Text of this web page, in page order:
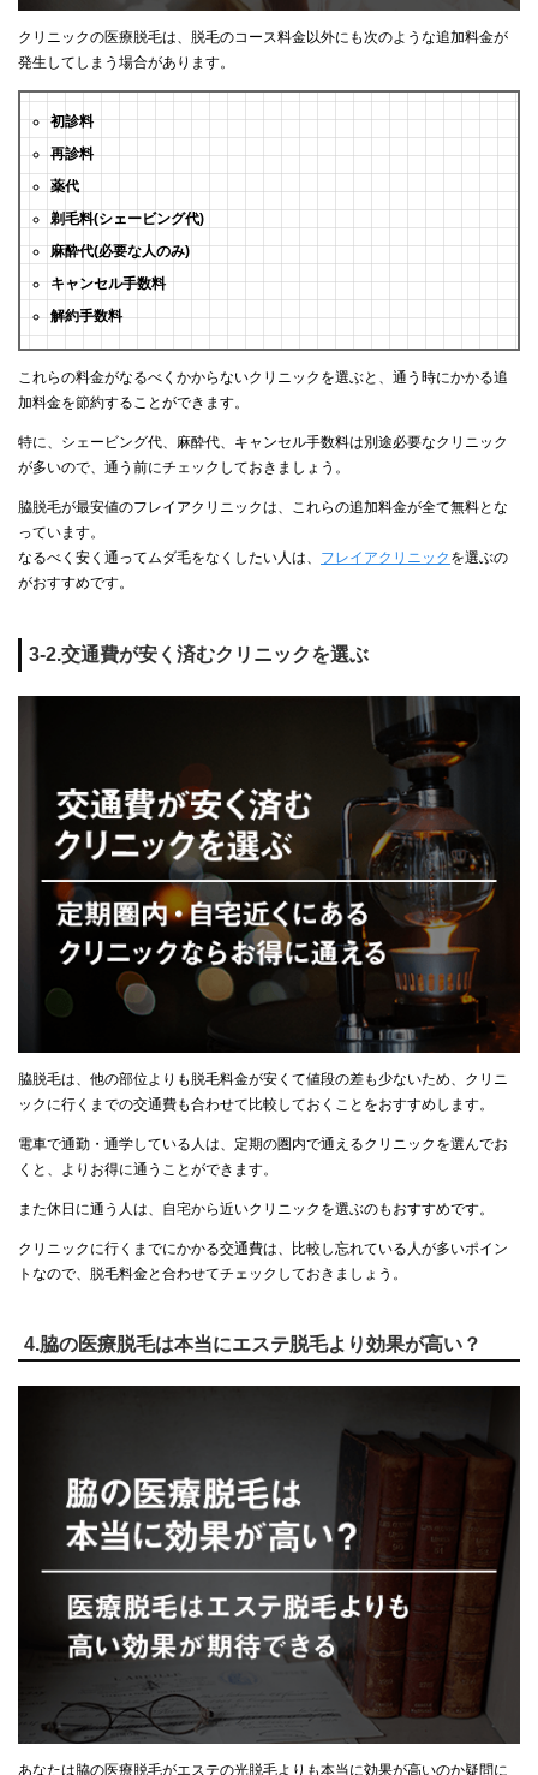
クリニックの医療脱毛は、脱毛のコース料金以外にも次のような追加料金が
発生してしまう場合があります。
初診料
再診料
薬代
剃毛料(シェービング代)
麻酔代(必要な人のみ)
キャンセル手数料
解約手数料
これらの料金がなるべくかからないクリニックを選ぶと、通う時にかかる追
加料金を節約することができます。
特に、シェービング代、麻酔代、キャンセル手数料は別途必要なクリニック
が多いので、通う前にチェックしておきましょう。
脇脱毛が最安値のフレイアクリニックは、これらの追加料金が全て無料とな
っています。
なるべく安く通ってムダ毛をなくしたい人は、 フレイアクリニック を選ぶの
がおすすめです。
3-2.交通費が安く済むクリニックを選ぶ
脇脱毛は、他の部位よりも脱毛料金が安くて値段の差も少ないため、クリニ
ックに行くまでの交通費も合わせて比較しておくことをおすすめします。
電車で通勤・通学している人は、定期の圏内で通えるクリニックを選んでお
くと、よりお得に通うことができます。
また休日に通う人は、自宅から近いクリニックを選ぶのもおすすめです。
クリニックに行くまでにかかる交通費は、比較し忘れている人が多いポイン
トなので、脱毛料金と合わせてチェックしておきましょう。
4.脇の医療脱毛は本当にエステ脱毛より効果が高い？
あなたは脇の医療脱毛がエステの光脱毛よりも本当に効果が高いのか疑問に